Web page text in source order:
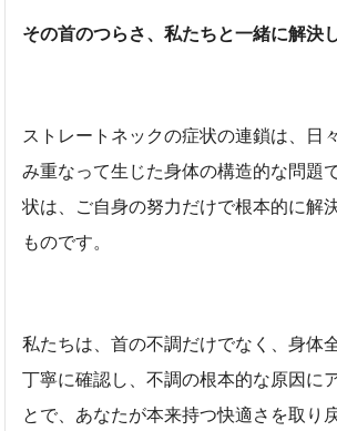
その首のつらさ、私たちと一緒に解決
ストレートネックの症状の連鎖は、日
み重なって生じた身体の構造的な問題
状は、ご自身の努力だけで根本的に解
ものです。
私たちは、首の不調だけでなく、身体
丁寧に確認し、不調の根本的な原因に
とで、あなたが本来持つ快適さを取り